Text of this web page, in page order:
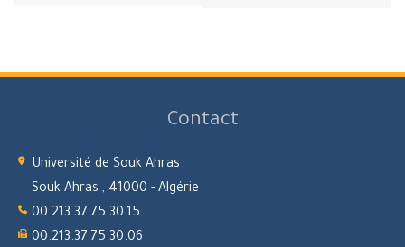
Contact
Université de Souk Ahras
Souk Ahras , 41000 - Algérie
00.213.37.75.30.15
00.213.37.75.30.06